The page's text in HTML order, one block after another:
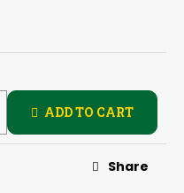
ADD TO CART
Share